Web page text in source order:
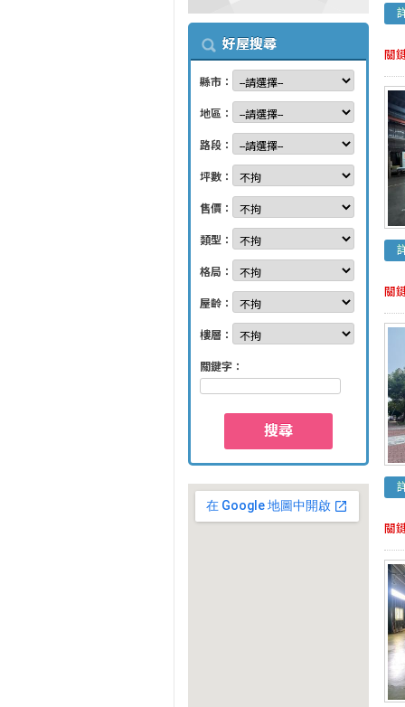
好屋搜尋
縣市：
地區：
路段：
坪數：
售價：
類型：
格局：
屋齡：
樓層：
關鍵字：
搜尋
關
關
關